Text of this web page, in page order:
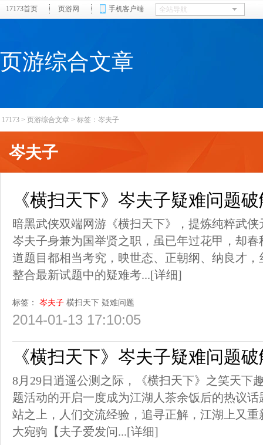
17173首页 页游网 手机客户端
页游综合文章
17173 > 页游综合文章 > 标签：岑夫子
岑夫子
《横扫天下》岑夫子疑难问题
暗黑武侠双端网游《横扫天下》，提炼纯粹武
岑夫子身兼为国举贤之职，虽已年过花甲，却
道题目都相当考究，映世态、正朝纲、纳良才
整合最新试题中的疑难考...[详细]
标签： 岑夫子 横扫天下 疑难问题
2014-01-13 17:10:05
《横扫天下》岑夫子疑难问题
8月29日逍遥公测之际，《横扫天下》之笑天下
题活动的开启一度成为江湖人茶余饭后的热议
站之上，人们交流经验，追寻正解，江湖上又
大宛驹【夫子爱发问...[详细]